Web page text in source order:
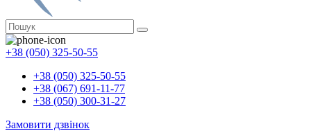
+38 (050) 325-50-55
+38 (050) 325-50-55
+38 (067) 691-11-77
+38 (050) 300-31-27
Замовити дзвінок